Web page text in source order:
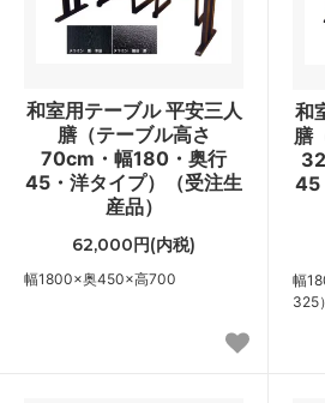
和室用テーブル 平安三人
膳（テーブル高さ
70cm・幅180・奥行
45・洋タイプ）（受注生
産品）
62,000円(内税)
幅1800×奥450×高700
和
膳
45
幅
325）